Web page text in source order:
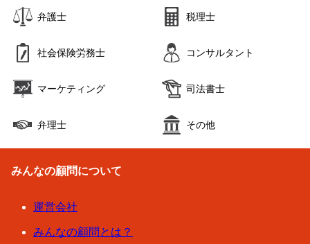
弁護士 税理士
社会保険労務士 コンサルタント
マーケティング 司法書士
弁理士 その他
みんなの顧問について
運営会社
みんなの顧問とは？